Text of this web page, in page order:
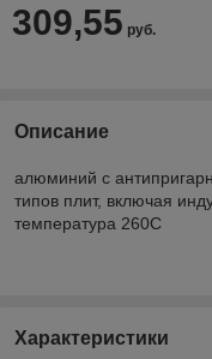
309,55 руб.
Описание
алюминий с
типов плит, включая
температура 260С
Характеристики